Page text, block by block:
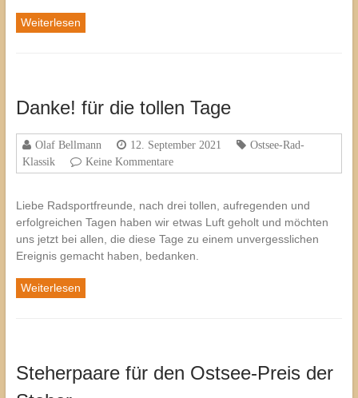
Weiterlesen
Danke! für die tollen Tage
Olaf Bellmann 12. September 2021
Ostsee-Rad-
Klassik
Keine Kommentare
Liebe Radsportfreunde, nach drei tollen, aufregenden und
erfolgreichen Tagen haben wir etwas Luft geholt und möchten
uns jetzt bei allen, die diese Tage zu einem unvergesslichen
Ereignis gemacht haben, bedanken.
Weiterlesen
Steherpaare für den Ostsee-Preis der